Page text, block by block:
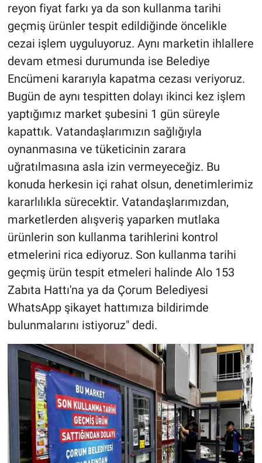
reyon fiyat farkı ya da son kullanma tarihi
geçmiş ürünler tespit edildiğinde öncelikle
cezai işlem uyguluyoruz. Aynı marketin ihlallere
devam etmesi durumunda ise Belediye
Encümeni kararıyla kapatma cezası veriyoruz.
Bugün de aynı tespitten dolayı ikinci kez işlem
yaptığımız market şubesini 1 gün süreyle
kapattık. Vatandaşlarımızın sağlığıyla
oynanmasına ve tüketicinin zarara
uğratılmasına asla izin vermeyeceğiz. Bu
konuda herkesin içi rahat olsun, denetimlerimiz
kararlılıkla sürecektir. Vatandaşlarımızdan,
marketlerden alışveriş yaparken mutlaka
ürünlerin son kullanma tarihlerini kontrol
etmelerini rica ediyoruz. Son kullanma tarihi
geçmiş ürün tespit etmeleri halinde Alo 153
Zabıta Hattı'na ya da Çorum Belediyesi
WhatsApp şikayet hattımıza bildirimde
bulunmalarını istiyoruz" dedi.